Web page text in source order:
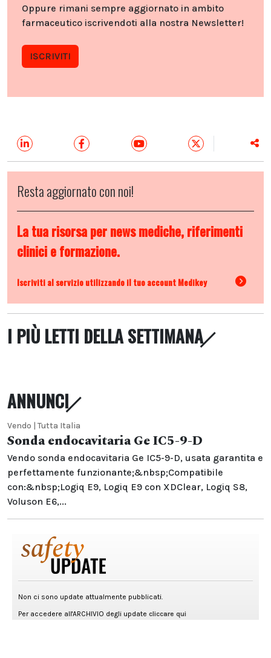
Oppure rimani sempre aggiornato in ambito
farmaceutico iscrivendoti alla nostra Newsletter!
ISCRIVITI
Resta aggiornato con noi!
La tua risorsa per news mediche, riferimenti
clinici e formazione.
Iscriviti al servizio utilizzando il tuo account Medikey
I PIÙ LETTI DELLA SETTIMANA
ANNUNCI
Vendo | Tutta Italia
Sonda endocavitaria Ge IC5-9-D
Vendo sonda endocavitaria Ge IC5-9-D, usata garantita e
perfettamente funzionante;&nbsp;Compatibile
con:&nbsp;Logiq E9, Logiq E9 con XDClear, Logiq S8,
Voluson E6,...